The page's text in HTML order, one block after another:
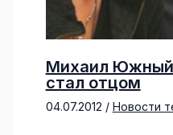
Михаил Южный
стал отцом
04.07.2012 / Новости